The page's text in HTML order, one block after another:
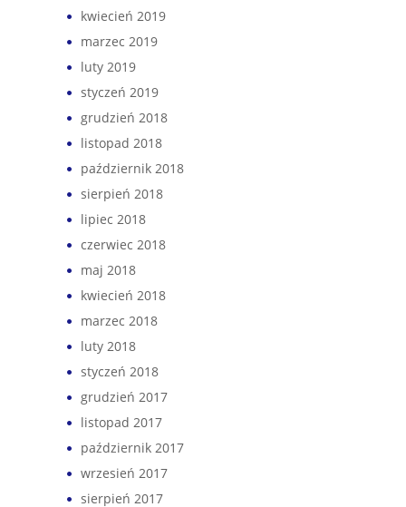
kwiecień 2019
marzec 2019
luty 2019
styczeń 2019
grudzień 2018
listopad 2018
październik 2018
sierpień 2018
lipiec 2018
czerwiec 2018
maj 2018
kwiecień 2018
marzec 2018
luty 2018
styczeń 2018
grudzień 2017
listopad 2017
październik 2017
wrzesień 2017
sierpień 2017